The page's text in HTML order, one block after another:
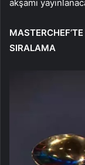
akşamı
SIRALAMA